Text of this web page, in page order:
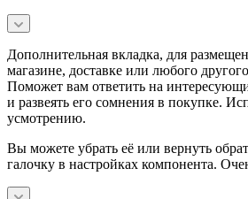
Дополнительная вкладка, для
магазине, доставке или любого
Поможет вам ответить на
и развеять его сомнения в покупке.
усмотрению.
Вы можете убрать её или вернуть
галочку в настройках компонента.